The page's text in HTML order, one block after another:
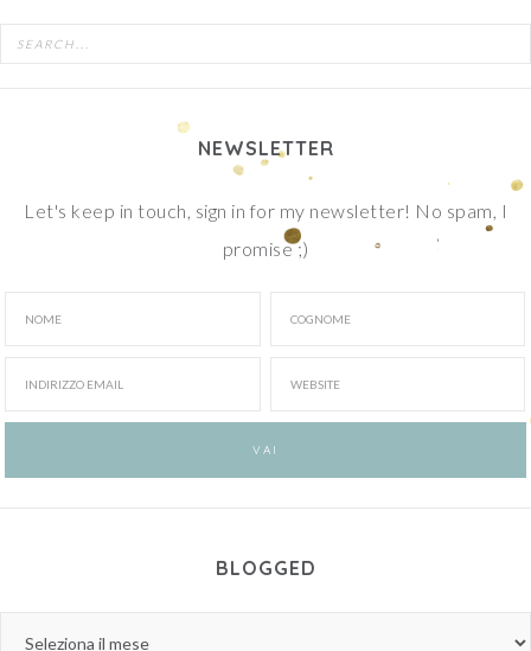
NEWSLETTER
Let's keep in touch, sign in for my newsletter! No spam, I
promise ;)
BLOGGED